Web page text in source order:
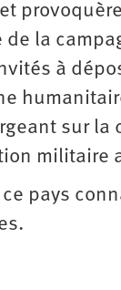
de la
à
sur la
militaire
ce pays